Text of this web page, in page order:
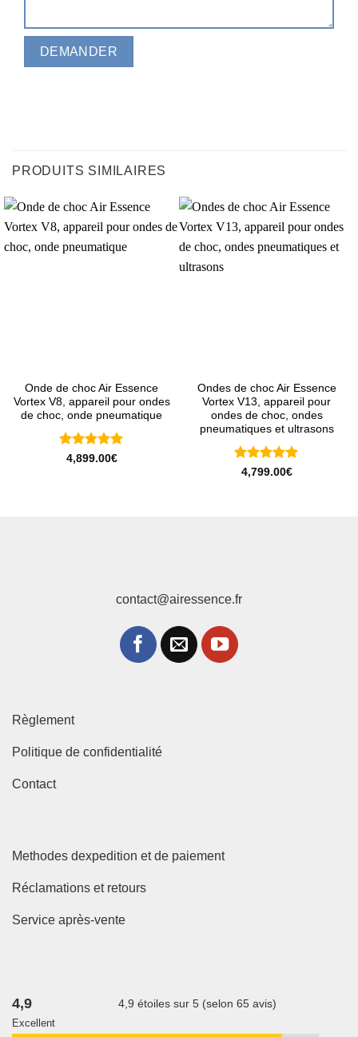
PRODUITS SIMILAIRES
Onde de choc Air Essence
Vortex V8, appareil pour ondes
de choc, onde pneumatique
Note5 sur
4,899.00€
Ondes de choc Air Essence
Vortex V13, appareil pour
ondes de choc, ondes
pneumatiques et ultrasons
Note5 sur
4,799.00€
contact@airessence.fr
Règlement
Politique de confidentialité
Contact
Methodes dexpedition et de paiement
Réclamations et retours
Service après-vente
4,9 4,9 étoiles sur 5 (selon 65 avis)
Excellent